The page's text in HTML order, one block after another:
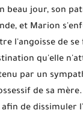
beau jour, son
et Marion
l'angoisse de
qu'elle
par un
de sa
de dissimuler